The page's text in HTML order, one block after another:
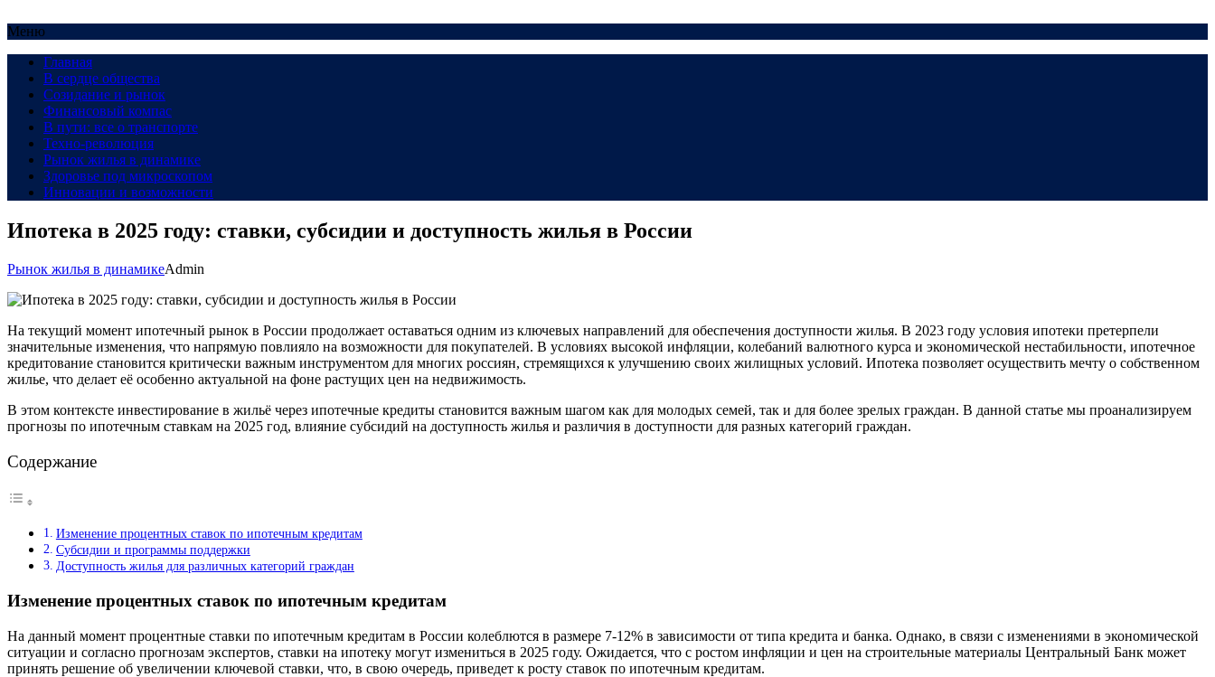
Меню
Главная
В сердце общества
Созидание и рынок
Финансовый компас
В пути: все о транспорте
Техно-революция
Рынок жилья в динамике
Здоровье под микроскопом
Инновации и возможности
Ипотека в 2025 году: ставки, субсидии и доступность жилья в России
Рынок жилья в динамикеAdmin
На текущий момент ипотечный рынок в России продолжает оставаться одним из ключевых направлений для обеспечения доступности жилья. В 2023 году условия ипотеки претерпели
значительные изменения, что напрямую повлияло на возможности для покупателей. В условиях высокой инфляции, колебаний валютного курса и экономической нестабильности, ипотечное
кредитование становится критически важным инструментом для многих россиян, стремящихся к улучшению своих жилищных условий. Ипотека позволяет осуществить мечту о собственном
жилье, что делает её особенно актуальной на фоне растущих цен на недвижимость.
В этом контексте инвестирование в жильё через ипотечные кредиты становится важным шагом как для молодых семей, так и для более зрелых граждан. В данной статье мы проанализируем
прогнозы по ипотечным ставкам на 2025 год, влияние субсидий на доступность жилья и различия в доступности для разных категорий граждан.
Содержание
Изменение процентных ставок по ипотечным кредитам
Субсидии и программы поддержки
Доступность жилья для различных категорий граждан
Изменение процентных ставок по ипотечным кредитам
На данный момент процентные ставки по ипотечным кредитам в России колеблются в размере 7-12% в зависимости от типа кредита и банка. Однако, в связи с изменениями в экономической
ситуации и согласно прогнозам экспертов, ставки на ипотеку могут измениться в 2025 году. Ожидается, что с ростом инфляции и цен на строительные материалы Центральный Банк может
принять решение об увеличении ключевой ставки, что, в свою очередь, приведет к росту ставок по ипотечным кредитам.